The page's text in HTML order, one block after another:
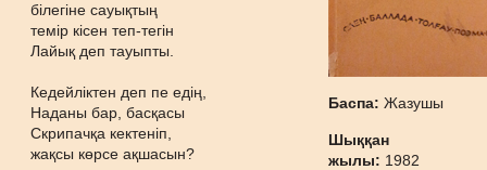
білегіне сауықтың
темір кісен теп-тегін
Лайық деп тауыпты.
Кедейліктен деп пе едің,
Наданы бар, басқасы
Скрипачқа кектеніп,
жақсы көрсе ақшасын?
Баспа:Жазушы
Шыққан
жылы: 1982